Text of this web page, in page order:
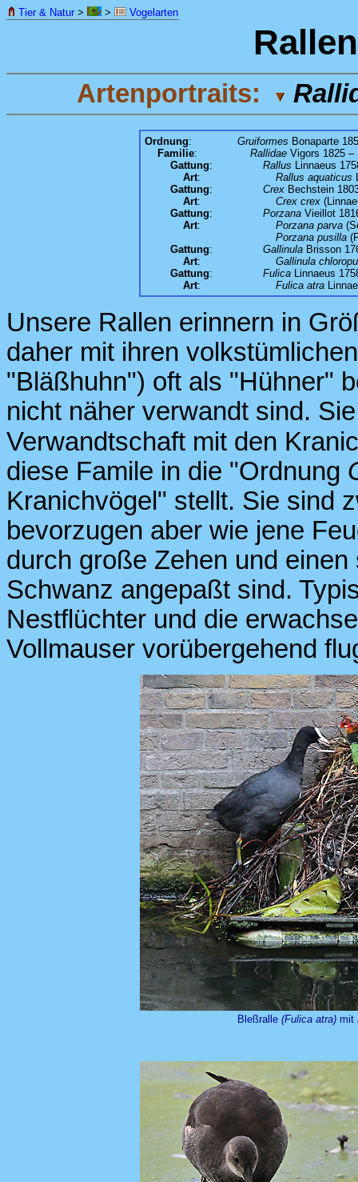
Tier & Natur > > Vogelarten
Artenportraits:
Ordnung: Gruiformes Bonaparte
Familie: Rallidae Vigors 1825 –
Gattung: Rallus Linnaeus
Art: Rallus aquaticus
Gattung: Crex Bechstein
Art: Crex crex
Gattung: Porzana Vieillot
Art: Porzana parva
Porzana pusilla
Gattung: Gallinula Brisson
Art:
Gallinula
Gattung: Fulica Linnaeus
Art: Fulica atra
Unsere Rallen erinnern in
daher mit ihren
"Bläßhuhn") oft als "Hühner"
nicht näher verwandt sind.
Verwandtschaft mit den
diese Famile in die "Ordnung
Kranichvögel" stellt. Sie sind
bevorzugen aber wie jene
durch große Zehen und
Schwanz angepaßt sind.
Nestflüchter und die
Vollmauser vorübergehend
Bleßralle (Fulica atra)mit